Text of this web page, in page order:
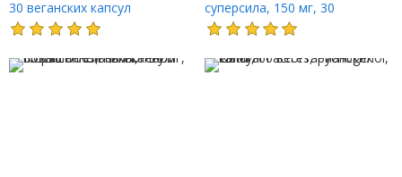
30 веганских капсул
суперсила, 150 мг, 30
растительных капсул